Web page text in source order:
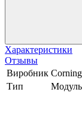
Характеристики
Отзывы
Виробник Corning
Тип